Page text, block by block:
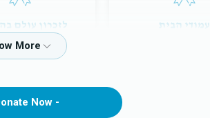
עמודי הבית לזכרון עולם
Now -